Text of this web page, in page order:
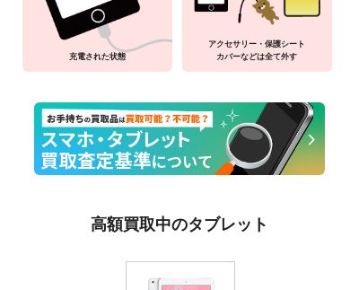
充電された状態
アクセサリー・保護シート
カバーなどは全て外す
高額買取中のタブレット